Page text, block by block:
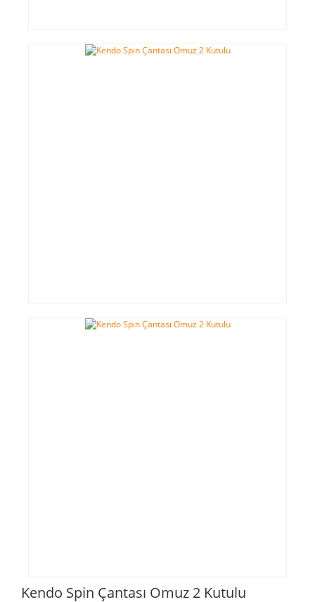
Kendo Spin Çantası Omuz 2 Kutulu